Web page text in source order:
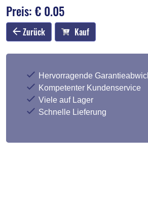
Preis: € 0.05
Zurück Kauf
Hervorragende
Kompetenter Kundenservice
Viele auf Lager
Schnelle Lieferung